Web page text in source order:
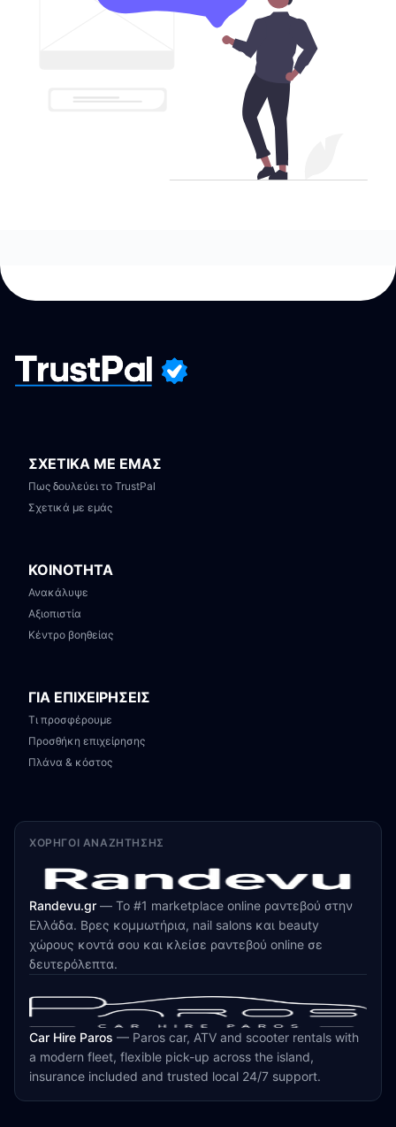
ΣΧΕΤΙΚΑ ΜΕ ΕΜΑΣ
Πως δουλεύει το TrustPal
Σχετικά με εμάς
ΚΟΙΝΟΤΗΤΑ
Ανακάλυψε
Αξιοπιστία
Κέντρο βοηθείας
ΓΙΑ ΕΠΙΧΕΙΡΗΣΕΙΣ
Τι προσφέρουμε
Προσθήκη επιχείρησης
Πλάνα & κόστος
ΧΟΡΗΓΟΊ ΑΝΑΖΉΤΗΣΗΣ
Randevu.gr — Το #1 marketplace online ραντεβού στην
Ελλάδα. Βρες κομμωτήρια, nail salons και beauty
χώρους κοντά σου και κλείσε ραντεβού online σε
δευτερόλεπτα.
Car Hire Paros — Paros car, ATV and scooter rentals with
a modern fleet, flexible pick-up across the island,
insurance included and trusted local 24/7 support.